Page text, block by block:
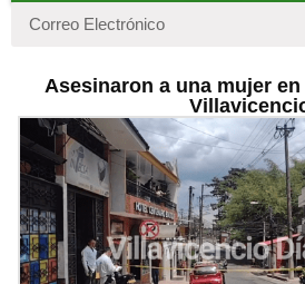
Asesinaron a una mujer